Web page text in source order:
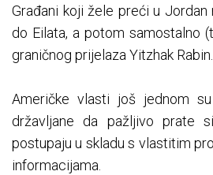
Građani koji žele preći u
do Eilata, a potom samostalno
graničnog prijelaza Yitzhak Rabin.
Američke vlasti još jednom
državljane da pažljivo prate
postupaju u skladu s vlastitim
informacijama.